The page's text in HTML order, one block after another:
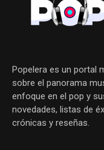
Popelera es un portal
sobre el panorama
enfoque en el pop y
novedades, listas de
crónicas y reseñas.